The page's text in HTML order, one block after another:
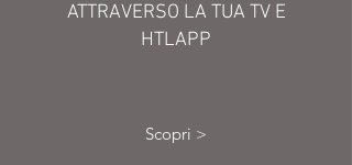
ATTRAVERSO LA TUA TV E
HTLAPP
Scopri >